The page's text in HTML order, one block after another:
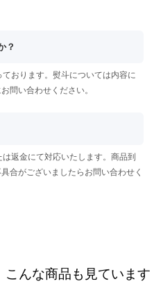
？
おります。熨斗については内容に
問い合わせください。
返金にて対応いたします。商品到
合がございましたらお問い合わせく
こんな商品も見ています